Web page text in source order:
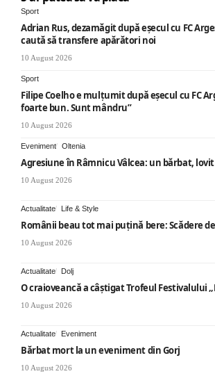
Sport
Adrian Rus, dezamăgit după eșecul cu FC
caută să transfere apărători noi
10 August 2026
Sport
Filipe Coelho e mulțumit după eșecul cu FC
foarte bun. Sunt mândru”
10 August 2026
Eveniment Oltenia
Agresiune în Râmnicu Vâlcea: un bărbat,
10 August 2026
Actualitate Life & Style
Românii beau tot mai puțină bere: Scădere
10 August 2026
Actualitate Dolj
O craioveancă a câștigat Trofeul Festivalului
10 August 2026
Actualitate Eveniment
Bărbat mort la un eveniment din Gorj
10 August 2026